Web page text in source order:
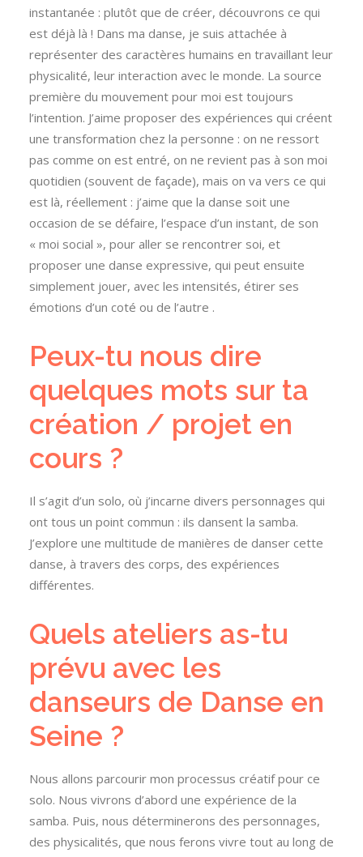
instantanée : plutôt que de créer, découvrons ce qui
est déjà là ! Dans ma danse, je suis attachée à
représenter des caractères humains en travaillant leur
physicalité, leur interaction avec le monde. La source
première du mouvement pour moi est toujours
l’intention. J’aime proposer des expériences qui créent
une transformation chez la personne : on ne ressort
pas comme on est entré, on ne revient pas à son moi
quotidien (souvent de façade), mais on va vers ce qui
est là, réellement : j’aime que la danse soit une
occasion de se défaire, l’espace d’un instant, de son
« moi social », pour aller se rencontrer soi, et
proposer une danse expressive, qui peut ensuite
simplement jouer, avec les intensités, étirer ses
émotions d’un coté ou de l’autre .
Peux-tu nous dire
quelques mots sur ta
création / projet en
cours ?
Il s’agit d’un solo, où j’incarne divers personnages qui
ont tous un point commun : ils dansent la samba.
J’explore une multitude de manières de danser cette
danse, à travers des corps, des expériences
différentes.
Quels ateliers as-tu
prévu avec les
danseurs de Danse en
Seine ?
Nous allons parcourir mon processus créatif pour ce
solo. Nous vivrons d’abord une expérience de la
samba. Puis, nous déterminerons des personnages,
des physicalités, que nous ferons vivre tout au long de